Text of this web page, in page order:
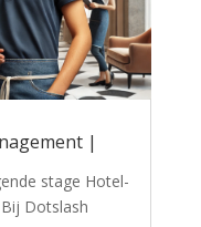
|
stage Hotel-
Dotslash